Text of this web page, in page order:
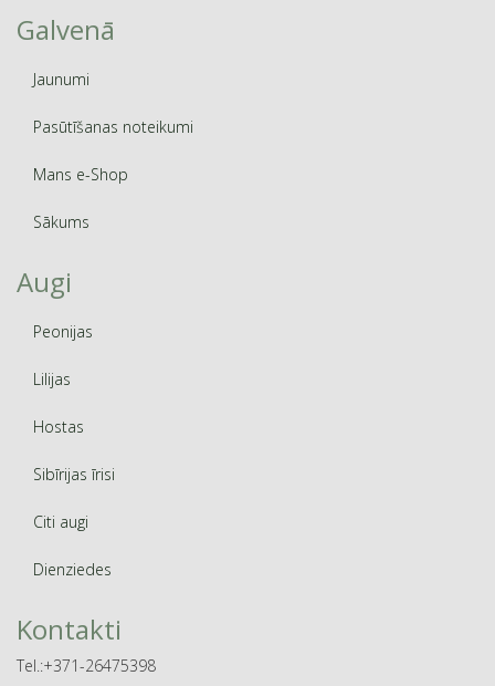
Galvenā
Jaunumi
Pasūtīšanas noteikumi
Mans e-Shop
Sākums
Augi
Peonijas
Lilijas
Hostas
Sibīrijas īrisi
Citi augi
Dienziedes
Kontakti
Tel.:+371-26475398